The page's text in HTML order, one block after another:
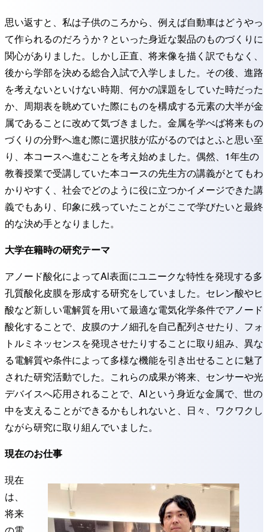
思い返すと、私は子供のころから、例えば自動車はどうやっ
て作られるのだろうか？といった身近な製品のものづくりに
関心がありました。しかし正直、将来像を描く訳でもなく、
後から学部を決める総合入試で入学しました。その後、進路
を考えないといけない時期、何かの課題をしていた時だった
か、周期表を眺めていた際にものを構成する元素の大半が金
属であることに改めて気づきました。金属を学べば将来もの
づくりの分野へ進む際に選択肢が広がるのではとふと思い至
り、本コースへ進むことを考え始めました。偶然、1年生の
教養授業で受講していた本コースの先生方の講義がとてもわ
かりやすく、社会でどのように役に立つかイメージできた講
義でもあり、印象に残っていたことがここで学びたいと最終
的な決め手となりました。
大学在籍時の研究テーマ
アノード酸化によってAl表面にユニークな特性を発現する多
孔質酸化皮膜を形成する研究をしていました。セレン酸やヒ
酸など新しい電解質を用いて最適な電気化学条件でアノード
酸化することで、皮膜のナノ細孔を自己配列させたり、フォ
トルミネッセンスを発現させたりすることに取り組み、異な
る電解質や条件によって多様な機能を引き出せることに魅了
された研究活動でした。これらの成果が将来、センサーや光
デバイスへ応用されることで、Alという身近な金属で、世の
中を支えることができるかもしれないと、日々、ワクワクし
ながら研究に取り組んでいました。
現在のお仕事
現在
は、
将来